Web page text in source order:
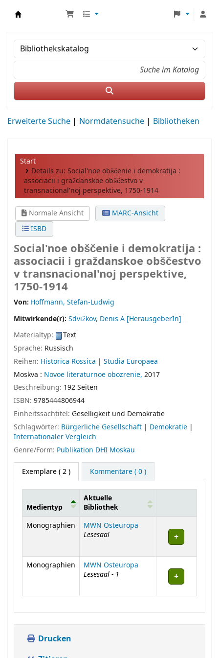
Erweiterte Suche Normdatensuche Bibliotheken
Start
Details zu: Social'noe obščenie i demokratija :
associacii i graždanskoe obščestvo v
transnacional'noj perspektive, 1750-1914
Normale Ansicht
MARC-Ansicht
ISBD
Social'noe obščenie i demokratija :
associacii i graždanskoe obščestvo
v transnacional'noj perspektive,
1750-1914
Von: Hoffmann, Stefan-Ludwig
Mitwirkende(r): Sdvižkov, Denis A [HerausgeberIn]
Materialtyp:
Text
Sprache: Russisch
Reihen: Historica Rossica | Studia Europaea
Moskva : Novoe literaturnoe obozrenie, 2017
Beschreibung: 192 Seiten
ISBN: 9785444806944
Einheitssachtitel: Geselligkeit und Demokratie
Schlagwörter: Bürgerliche Gesellschaft | Demokratie |
Internationaler Vergleich
Genre/Form: Publikation DHI Moskau
Exemplare( 2 ) Kommentare ( 0 )
Exemplare
Medientyp
Aktuelle
Bibliothek
Monographien
MWN Osteuropa
Lesesaal
Monographien MWN Osteuropa
Lesesaal - 1
Drucken